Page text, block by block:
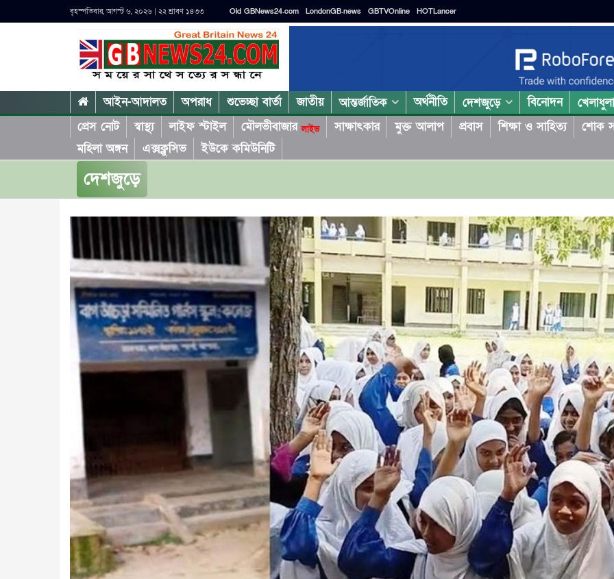
বৃহস্পতিবার, আগস্ট ৬, ২০২৬ | ২২ শ্রাবণ ১৪৩৩ Old GBNews24.com LondonGB.news GBTVOnline HOTLancer
আইন-আদালত অপরাধ শুভেচ্ছা বার্তা জাতীয় আন্তর্জাতিক অর্থনীতি দেশজুড়ে বিনোদন
প্রেস নোট
স্বাস্থ্য লাইফ স্টাইল মৌলভীবাজারলাইভ সাক্ষাৎকার মুক্ত আলাপ প্রবাস শিক্ষা ও সাহিত্য শোক
মহিলা অঙ্গন
এক্সক্লুসিভ ইউকে কমিউনিটি
দেশজুড়ে